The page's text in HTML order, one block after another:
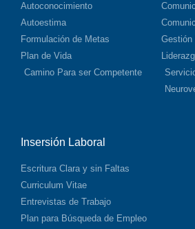
Autoconocimiento
Autoestima
Formulación de Metas
Plan de Vida
Camino Para ser Competente
Gestión
Insersión Laboral
Escritura Clara y sin Faltas
Curriculum Vitae
Entrevistas de Trabajo
Plan para Búsqueda de Empleo